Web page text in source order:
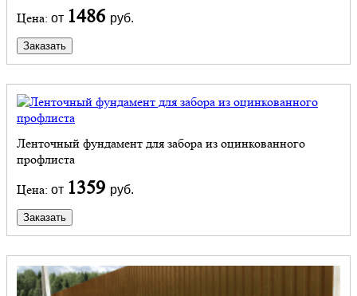
Цена: от 1486 руб.
Заказать
Ленточный фундамент для забора из оцинкованного
профлиста
Цена: от 1359 руб.
Заказать